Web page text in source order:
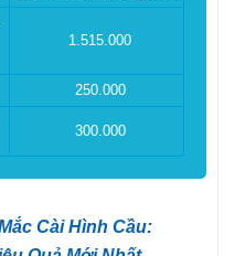
1.515.000
250.000
300.000
Cài Hình Cầu: